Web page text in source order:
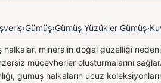
›Gümüş›Gümüş Yüzükler Gümüş›
halkalar, mineralin doğal güzelliği
mücevherler oluşturmalarını
gümüş halkaların ucuz